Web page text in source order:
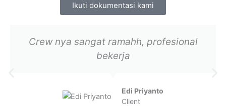
Ikuti dokumentasi kami
Crew nya sangat ramahh, profesional
bekerja
Edi Priyanto
Client